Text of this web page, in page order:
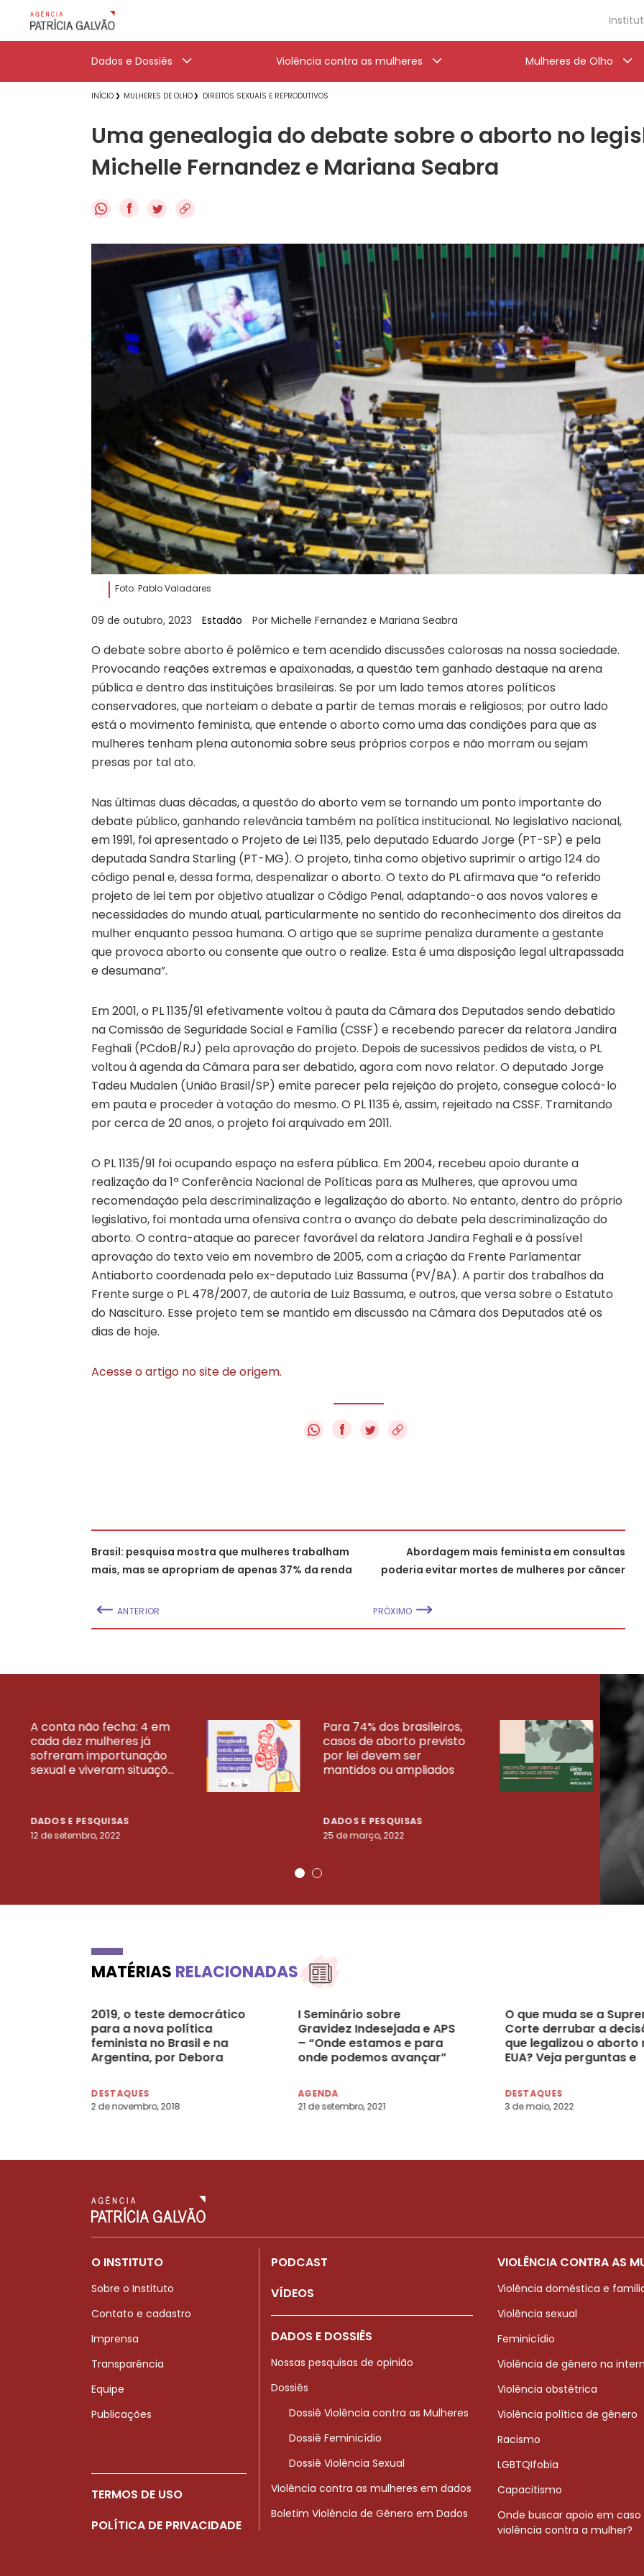
Dados e Dossiês Violência contra as mulheres Mulheres de Olho
INÍCIO MULHERES DE OLHO DIREITOS SEXUAIS E REPRODUTIVOS
Uma genealogia do debate sobre o aborto no
Michelle Fernandez e Mariana Seabra
f
Foto: Pablo Valadares
09 de outubro, 2023 Estadão Por Michelle Fernandez e Mariana Seabra
O debate sobre aborto é polêmico e tem acendido discussões calorosas na nossa sociedade.
Provocando reações extremas e apaixonadas, a questão tem ganhado destaque na arena
pública e dentro das instituições brasileiras. Se por um lado temos atores políticos
conservadores, que norteiam o debate a partir de temas morais e religiosos; por outro lado
está o movimento feminista, que entende o aborto como uma das condições para que as
mulheres tenham plena autonomia sobre seus próprios corpos e não morram ou sejam
presas por tal ato.
Nas últimas duas décadas, a questão do aborto vem se tornando um ponto importante do
debate público, ganhando relevância também na política institucional. No legislativo nacional,
em 1991, foi apresentado o Projeto de Lei 1135, pelo deputado Eduardo Jorge (PT-SP) e pela
deputada Sandra Starling (PT-MG). O projeto, tinha como objetivo suprimir o artigo 124 do
código penal e, dessa forma, despenalizar o aborto. O texto do PL afirmava que “o referido
projeto de lei tem por objetivo atualizar o Código Penal, adaptando-o aos novos valores e
necessidades do mundo atual, particularmente no sentido do reconhecimento dos direitos da
mulher enquanto pessoa humana. O artigo que se suprime penaliza duramente a gestante
que provoca aborto ou consente que outro o realize. Esta é uma disposição legal ultrapassada
e desumana”.
Em 2001, o PL 1135/91 efetivamente voltou à pauta da Câmara dos Deputados sendo debatido
na Comissão de Seguridade Social e Família (CSSF) e recebendo parecer da relatora Jandira
Feghali (PCdoB/RJ) pela aprovação do projeto. Depois de sucessivos pedidos de vista, o PL
voltou à agenda da Câmara para ser debatido, agora com novo relator. O deputado Jorge
Tadeu Mudalen (União Brasil/SP) emite parecer pela rejeição do projeto, consegue colocá-lo
em pauta e proceder à votação do mesmo. O PL 1135 é, assim, rejeitado na CSSF. Tramitando
por cerca de 20 anos, o projeto foi arquivado em 2011.
O PL 1135/91 foi ocupando espaço na esfera pública. Em 2004, recebeu apoio durante a
realização da 1ª Conferência Nacional de Políticas para as Mulheres, que aprovou uma
recomendação pela descriminalização e legalização do aborto. No entanto, dentro do próprio
legislativo, foi montada uma ofensiva contra o avanço do debate pela descriminalização do
aborto. O contra-ataque ao parecer favorável da relatora Jandira Feghali e à possível
aprovação do texto veio em novembro de 2005, com a criação da Frente Parlamentar
Antiaborto coordenada pelo ex-deputado Luiz Bassuma (PV/BA). A partir dos trabalhos da
Frente surge o PL 478/2007, de autoria de Luiz Bassuma, e outros, que versa sobre o Estatuto
do Nascituro. Esse projeto tem se mantido em discussão na Câmara dos Deputados até os
dias de hoje.
Acesse o artigo no site de origem.
f
Brasil: pesquisa mostra que mulheres trabalham
mais, mas se apropriam de apenas 37% da renda
ANTERIOR
Abordagem mais feminista em consultas
poderia evitar mortes de mulheres por câncer
PRÓXIMO
A conta não fecha: 4 em
cada dez mulheres já
sofreram importunação
sexual e viveram situaçõ...
DADOS E PESQUISAS
12 de setembro, 2022
Para 74% dos brasileiros,
casos de aborto previsto
por lei devem ser
mantidos ou ampliados
DADOS E PESQUISAS
25 de março, 2022
23
VEJA MAIS PESQUISAS
MATÉRIAS RELACIONADAS
2019, o teste democrático
para a nova política
feminista no Brasil e na
Argentina, por Debora
DESTAQUES
2 de novembro, 2018
I Seminário sobre
Gravidez Indesejada e APS
– “Onde estamos e para
onde podemos avançar”
AGENDA
21 de setembro, 2021
O que muda se a
Corte derrubar a
que legalizou o aborto
EUA? Veja perguntas e
DESTAQUES
3 de maio, 2022
O INSTITUTO
Sobre o Instituto
Contato e cadastro
Imprensa
Transparência
Equipe
Publicações
TERMOS DE USO
POLÍTICA DE PRIVACIDADE
PODCAST
VÍDEOS
DADOS E DOSSIÊS
Nossas pesquisas de opinião
Dossiês
Dossiê Violência contra as Mulheres
Dossiê Feminicídio
Dossiê Violência Sexual
Violência contra as mulheres em dados
Boletim Violência de Gênero em Dados
VIOLÊNCIA CONTRA AS
Violência doméstica e
Violência sexual
Feminicídio
Violência de gênero na
Violência obstétrica
Violência política de gênero
Racismo
LGBTQIfobia
Capacitismo
Onde buscar apoio em caso
violência contra a mulher?